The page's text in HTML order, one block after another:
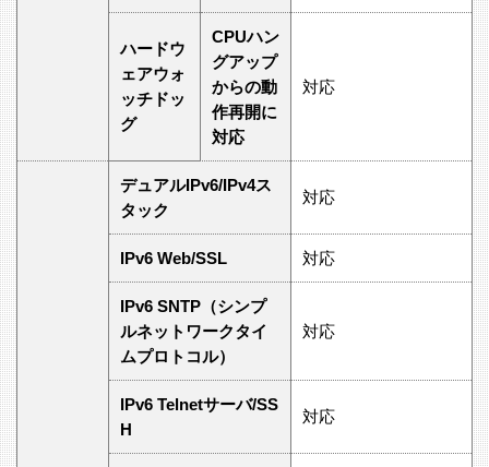
ハードウ
ェアウォ
ッチドッ
グ
CPUハン
グアップ
からの動
作再開に
対応
対応
デュアルIPv6/IPv4ス
タック
対応
IPv6 Web/SSL 対応
IPv6 SNTP（シンプ
ルネットワークタイ
ムプロトコル）
対応
IPv6 Telnetサーバ/SS
H
対応